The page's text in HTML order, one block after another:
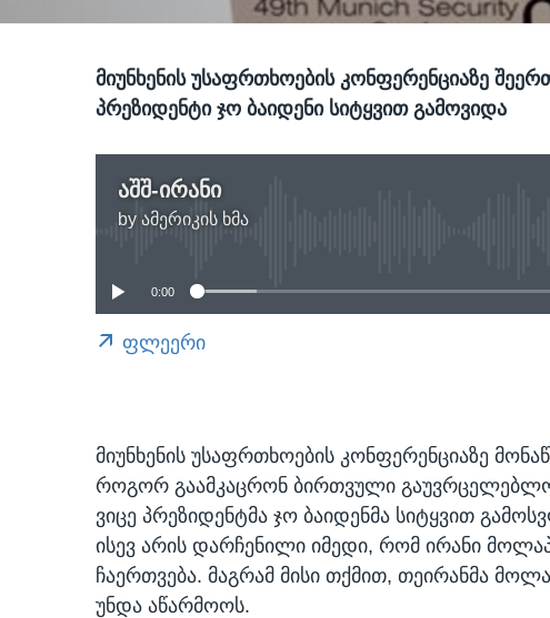
მიუნხენის უსაფრთხოების კონფერენციაზე
პრეზიდენტი ჯო ბაიდენი სიტყვით გამოვიდა
აშშ-ირანი
byამერიკის ხმა
0:00
ფლეერი
მიუნხენის უსაფრთხოების კონფერენციაზე
როგორ გაამკაცრონ ბირთვული
ვიცე პრეზიდენტმა ჯო ბაიდენმა სიტყვით
ისევ არის დარჩენილი იმედი, რომ ირანი
ჩაერთვება. მაგრამ მისი თქმით, თეირანმა
უნდა აწარმოოს.